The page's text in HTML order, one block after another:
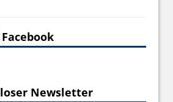
Newsletter